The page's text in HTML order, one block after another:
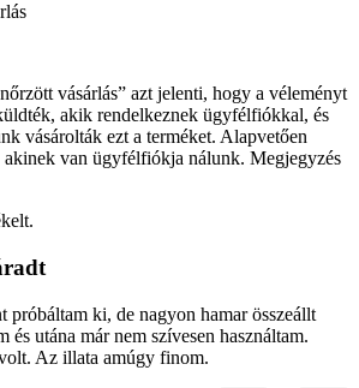
vásárlás” azt jelenti, hogy a véleményt
akik rendelkeznek ügyfélfiókkal, és
vásárolták ezt a terméket. Alapvetően
akinek van ügyfélfiókja nálunk. Megjegyzés
próbáltam ki, de nagyon hamar összeállt
és utána már nem szívesen használtam.
Az illata amúgy finom.